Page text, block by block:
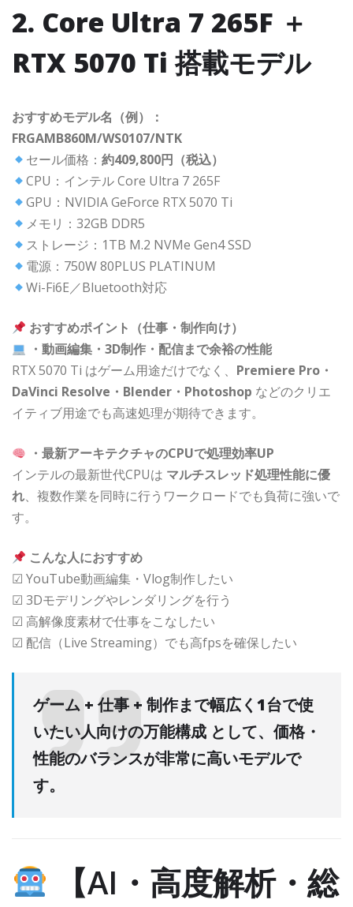
2. Core Ultra 7 265F ＋
RTX 5070 Ti 搭載モデル
おすすめモデル名（例）：
FRGAMB860M/WS0107/NTK
セール価格：約409,800円（税込）
CPU：インテル Core Ultra 7 265F
GPU：NVIDIA GeForce RTX 5070 Ti
メモリ：32GB DDR5
ストレージ：1TB M.2 NVMe Gen4 SSD
電源：750W 80PLUS PLATINUM
Wi-Fi6E／Bluetooth対応
おすすめポイント（仕事・制作向け）
・動画編集・3D制作・配信まで余裕の性能
RTX 5070 Ti はゲーム用途だけでなく、 Premiere Pro・
DaVinci Resolve・Blender・Photoshop などのクリエ
イティブ用途でも高速処理が期待できます。
・最新アーキテクチャのCPUで処理効率UP
インテルの最新世代CPUは マルチスレッド処理性能に優
れ、複数作業を同時に行うワークロードでも負荷に強いで
す。
こんな人におすすめ
☑ YouTube動画編集・Vlog制作したい
☑ 3Dモデリングやレンダリングを行う
☑ 高解像度素材で仕事をこなしたい
☑ 配信（Live Streaming）でも高fpsを確保したい
ゲーム + 仕事 + 制作まで幅広く1台で使
いたい人向けの万能構成 として、価格・
性能のバランスが非常に高いモデルで
す。
【AI・高度解析・総